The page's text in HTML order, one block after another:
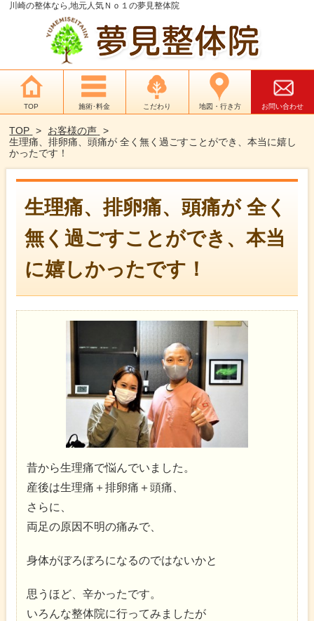
川崎の整体なら,地元人気Ｎｏ１の夢見整体院
TOP 施術･料金 こだわり 地図・行き方 お問い合わせ
TOP
お客様の声
生理痛、排卵痛、頭痛が 全く無く過ごすことができ、本当に嬉し
かったです！
生理痛、排卵痛、頭痛が 全く
無く過ごすことができ、本当
に嬉しかったです！
昔から生理痛で悩んでいました。
産後は生理痛＋排卵痛＋頭痛、
さらに、
両足の原因不明の痛みで、
身体がぼろぼろになるのではないかと
思うほど、辛かったです。
いろんな整体院に行ってみましたが